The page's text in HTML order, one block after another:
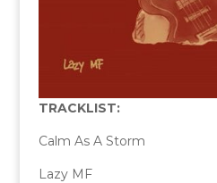
TRACKLIST:
Calm As A Storm
Lazy MF